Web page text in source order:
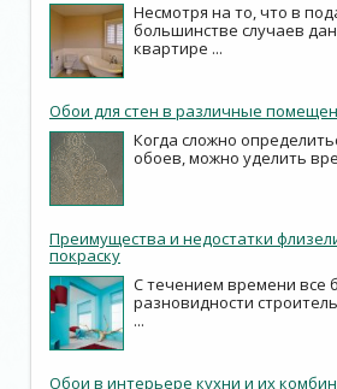
Несмотря на то, что в
большинстве случаев
квартире ...
Обои для стен в различные
Когда сложно
обоев, можно уделить
Преимущества и недостатки
покраску
С течением времени все
разновидности
...
Обои в интерьере кухни и их